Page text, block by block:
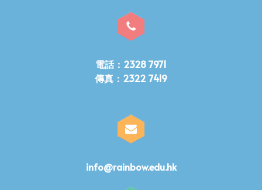
電話：2328 7971
傳真：2322 7419
info@rainbow.edu.hk